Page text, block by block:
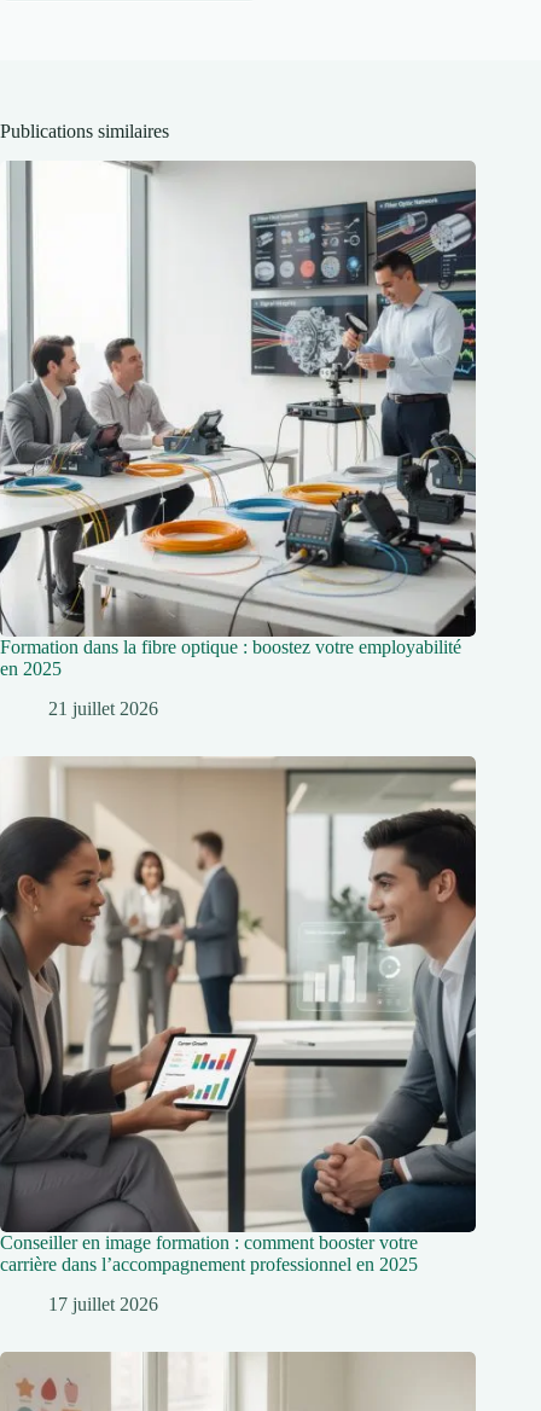
Publications similaires
Formation dans la fibre optique : boostez votre employabilité
en 2025
21 juillet 2026
Conseiller en image formation : comment booster votre
carrière dans l’accompagnement professionnel en 2025
17 juillet 2026